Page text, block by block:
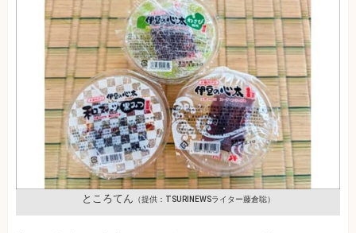
ところてん （提供：TSURINEWSライター藤倉聡）